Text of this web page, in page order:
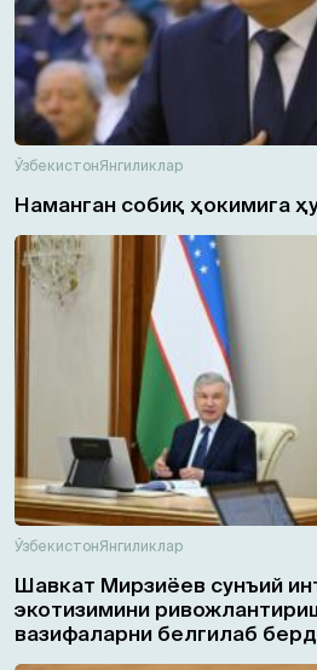
ЎзбекистонЯнгиликлар
Наманган собиқ ҳокимига
ЎзбекистонЯнгиликлар
Шавкат Мирзиёев сунъий
экотизимини
вазифаларни белгилаб